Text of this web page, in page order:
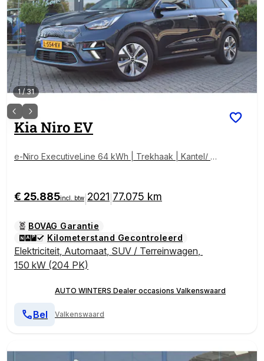
1/31
KiaNiro EV
e-Niro ExecutiveLine 64 kWh | Trekhaak | Kantel/ Sc
€ 25.885incl. btw 2021 77.075 km
BOVAG Garantie
Kilometerstand Gecontroleerd
Elektriciteit, Automaat, SUV / Terreinwagen,
150 kW (204 PK)
AUTO WINTERS Dealer occasions Valkenswaard
Valkenswaard
Bel